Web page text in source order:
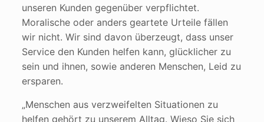
unseren Kunden gegenüber verpflichtet.
Moralische oder anders geartete Urteile fällen
wir nicht. Wir sind davon überzeugt, dass unser
Service den Kunden helfen kann, glücklicher zu
sein und ihnen, sowie anderen Menschen, Leid zu
ersparen.
„Menschen aus verzweifelten Situationen zu
helfen gehört zu unserem Alltag. Wieso Sie sich